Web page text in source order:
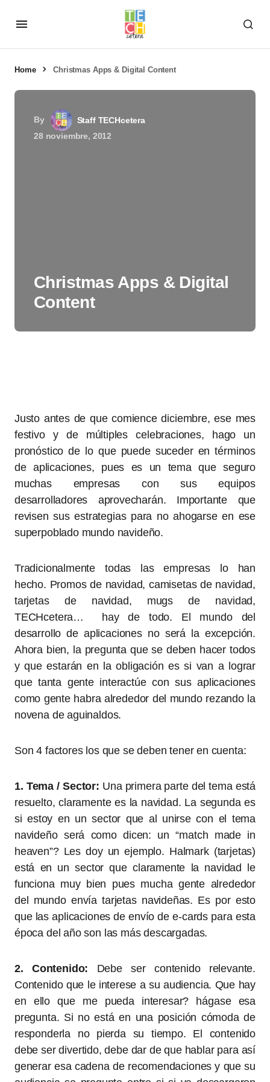
Home Christmas Apps & Digital Content
By
Staff TECHcetera
28 noviembre, 2012
Christmas Apps & Digital
Content
Justo antes de que comience diciembre, ese mes
festivo y de múltiples celebraciones, hago un
pronóstico de lo que puede suceder en términos
de aplicaciones, pues es un tema que seguro
muchas empresas con sus equipos
desarrolladores aprovecharán. Importante que
revisen sus estrategias para no ahogarse en ese
superpoblado mundo navideño.
Tradicionalmente todas las empresas lo han
hecho. Promos de navidad, camisetas de navidad,
tarjetas de navidad, mugs de navidad,
TECHcetera… hay de todo. El mundo del
desarrollo de aplicaciones no será la excepción.
Ahora bien, la pregunta que se deben hacer todos
y que estarán en la obligación es si van a lograr
que tanta gente interactúe con sus aplicaciones
como gente habra alrededor del mundo rezando la
novena de aguinaldos.
Son 4 factores los que se deben tener en cuenta:
1. Tema / Sector: Una primera parte del tema está
resuelto, claramente es la navidad. La segunda es
si estoy en un sector que al unirse con el tema
navideño será como dicen: un “match made in
heaven”? Les doy un ejemplo. Halmark (tarjetas)
está en un sector que claramente la navidad le
funciona muy bien pues mucha gente alrededor
del mundo envía tarjetas navideñas. Es por esto
que las aplicaciones de envío de e-cards para esta
época del año son las más descargadas.
2. Contenido: Debe ser contenido relevante.
Contenido que le interese a su audiencia. Que hay
en ello que me pueda interesar? hágase esa
pregunta. Si no está en una posición cómoda de
responderla no pierda su tiempo. El contenido
debe ser divertido, debe dar de que hablar para así
generar esa cadena de recomendaciones y que su